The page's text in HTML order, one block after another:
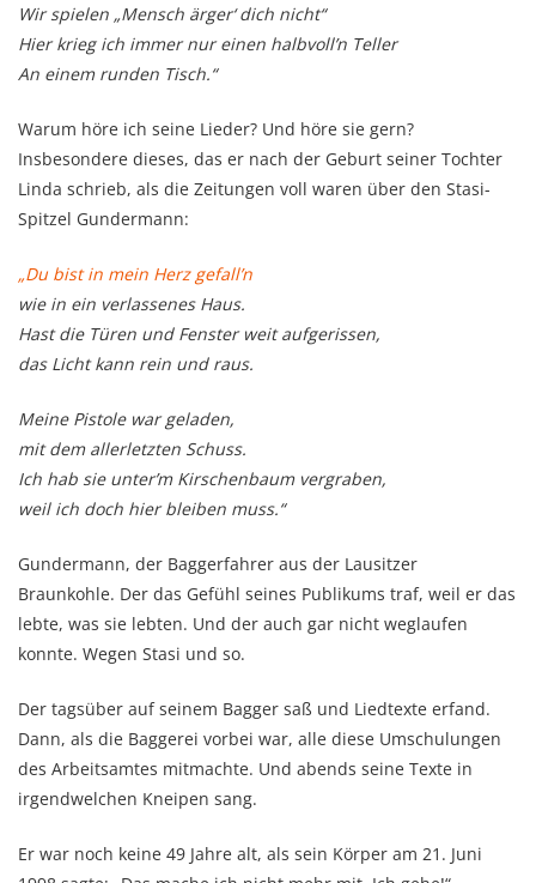
Wir spielen „Mensch ärger‘ dich nicht“
Hier krieg ich immer nur einen halbvoll’n Teller
An einem runden Tisch.“
Warum höre ich seine Lieder? Und höre sie gern?
Insbesondere dieses, das er nach der Geburt seiner Tochter
Linda schrieb, als die Zeitungen voll waren über den Stasi-
Spitzel Gundermann:
„Du bist in mein Herz gefall’n
wie in ein verlassenes Haus.
Hast die Türen und Fenster weit aufgerissen,
das Licht kann rein und raus.
Meine Pistole war geladen,
mit dem allerletzten Schuss.
Ich hab sie unter’m Kirschenbaum vergraben,
weil ich doch hier bleiben muss.“
Gundermann, der Baggerfahrer aus der Lausitzer
Braunkohle. Der das Gefühl seines Publikums traf, weil er das
lebte, was sie lebten. Und der auch gar nicht weglaufen
konnte. Wegen Stasi und so.
Der tagsüber auf seinem Bagger saß und Liedtexte erfand.
Dann, als die Baggerei vorbei war, alle diese Umschulungen
des Arbeitsamtes mitmachte. Und abends seine Texte in
irgendwelchen Kneipen sang.
Er war noch keine 49 Jahre alt, als sein Körper am 21. Juni